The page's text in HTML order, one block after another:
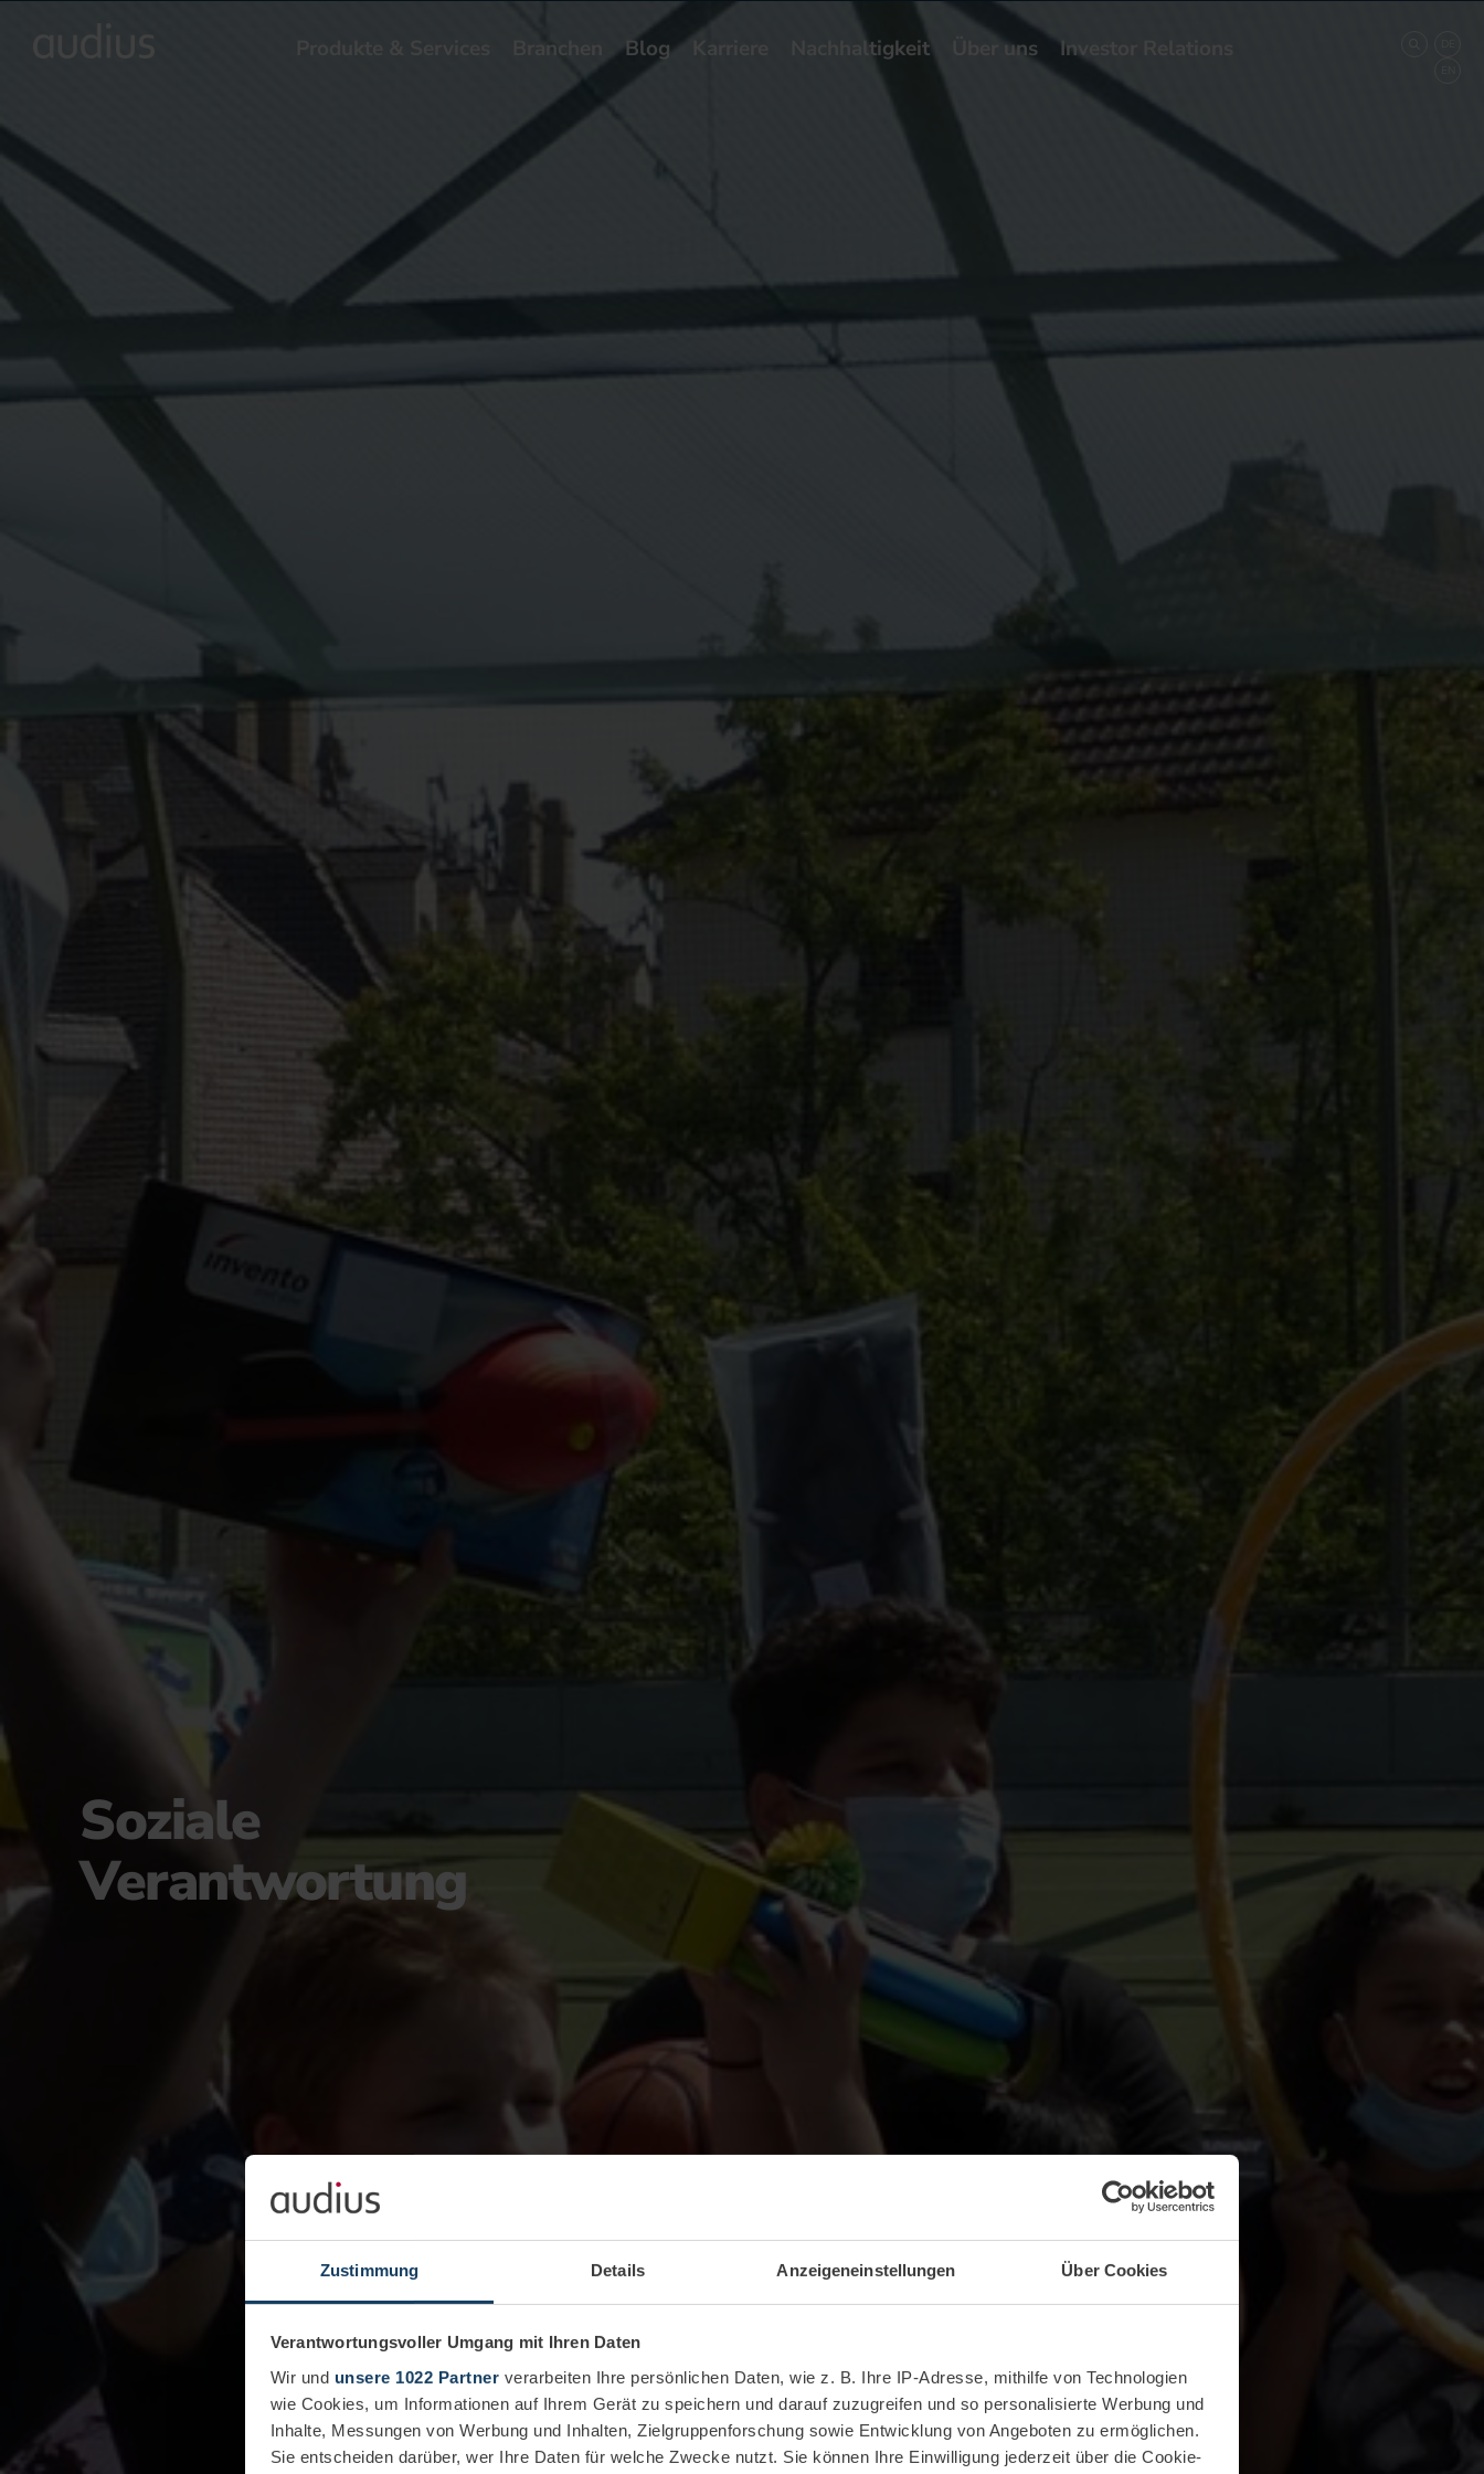
Zustimmung Details Anzeigeneinstellungen Über Cookies
Verantwortungsvoller Umgang mit Ihren Daten
Wir und unsere 1022 Partner verarbeiten Ihre persönlichen Daten, wie z. B. Ihre IP-Adresse, mithilfe von Technologien
wie Cookies, um Informationen auf Ihrem Gerät zu speichern und darauf zuzugreifen und so personalisierte Werbung und
Inhalte, Messungen von Werbung und Inhalten, Zielgruppenforschung sowie Entwicklung von Angeboten zu ermöglichen.
Sie entscheiden darüber, wer Ihre Daten für welche Zwecke nutzt. Sie können Ihre Einwilligung jederzeit über die Cookie-
Branchen Blog Karriere Nachhaltigkeit Über uns Investor Relations
Soziale
Verantwortung